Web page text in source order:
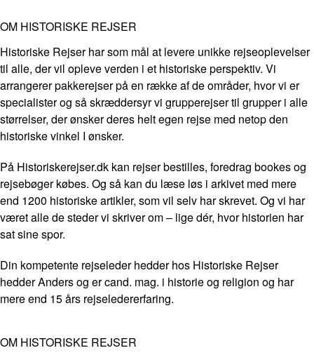
OM HISTORISKE REJSER
Historiske Rejser har som mål at levere unikke rejseoplevelser
til alle, der vil opleve verden i et historiske perspektiv. Vi
arrangerer pakkerejser på en række af de områder, hvor vi er
specialister og så skræddersyr vi grupperejser til grupper i alle
størrelser, der ønsker deres helt egen rejse med netop den
historiske vinkel I ønsker.
På Historiskerejser.dk kan rejser bestilles, foredrag bookes og
rejsebøger købes. Og så kan du læse løs i arkivet med mere
end 1200 historiske artikler, som vil selv har skrevet. Og vi har
været alle de steder vi skriver om – lige dér, hvor historien har
sat sine spor.
Din kompetente rejseleder hedder hos Historiske Rejser
hedder Anders og er cand. mag. i historie og religion og har
mere end 15 års rejseledererfaring.
OM HISTORISKE REJSER